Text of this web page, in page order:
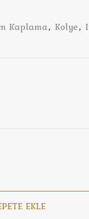
Kaplama, Kolye,
EKLE